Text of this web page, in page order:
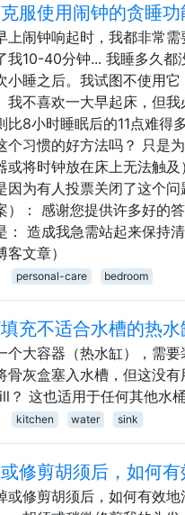
服使用闹钟的贪睡
上闹钟响起时，我都非常
我10-40分钟... 我睡多久都
小睡之后。我试图不使用
我不喜欢一大早起床，但
比8小时睡眠后的11点难得
个习惯的好方法吗？ 只是
或将时钟放在床上无法触
因为有人投票关闭了这个
）： 感谢您提供许多好的
： 造成我急需站起来保持
客文章）
personal-care bedroom
充不适合水槽的热水
个大容器（热水缸），需
骨灰盒塞入水槽，但这没
？ 这也适用于任何其他水桶
kitchen water sink
修剪胡须后，如何
或修剪胡须后，如何有效